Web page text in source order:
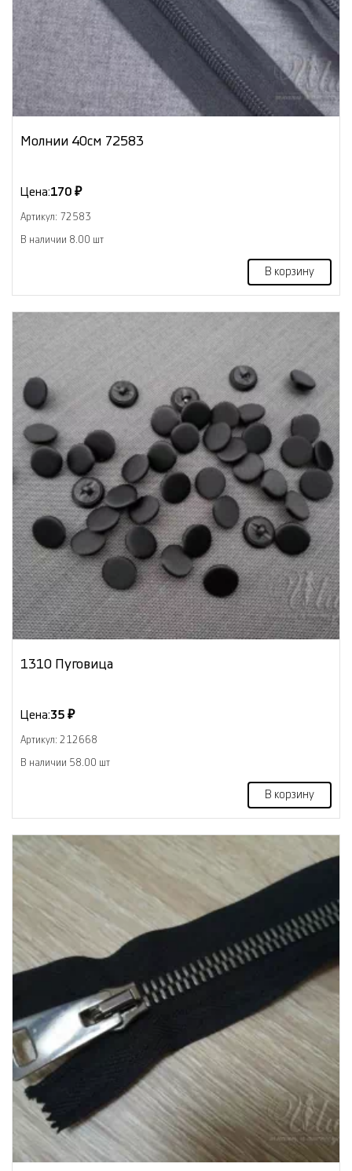
Молнии 40см 72583
Цена:170 ₽
Артикул: 72583
В наличии 8.00 шт
В корзину
1310 Пуговица
Цена:35 ₽
Артикул: 212668
В наличии 58.00 шт
В корзину